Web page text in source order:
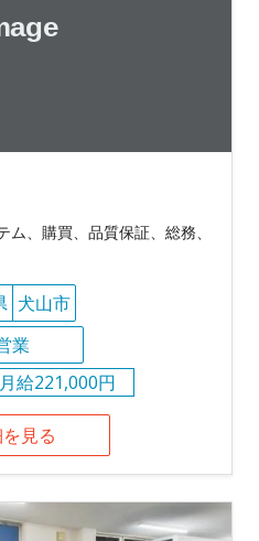
、購買、品質保証、総務、
犬山市
業
月給221,000円
見る